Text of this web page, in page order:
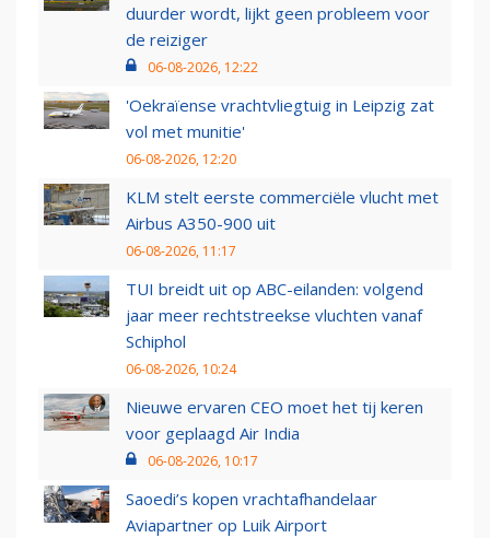
duurder wordt, lijkt geen probleem voor
de reiziger
06-08-2026, 12:22
'Oekraïense vrachtvliegtuig in Leipzig zat
vol met munitie'
06-08-2026, 12:20
KLM stelt eerste commerciële vlucht met
Airbus A350-900 uit
06-08-2026, 11:17
TUI breidt uit op ABC-eilanden: volgend
jaar meer rechtstreekse vluchten vanaf
Schiphol
06-08-2026, 10:24
Nieuwe ervaren CEO moet het tij keren
voor geplaagd Air India
06-08-2026, 10:17
Saoedi’s kopen vrachtafhandelaar
Aviapartner op Luik Airport